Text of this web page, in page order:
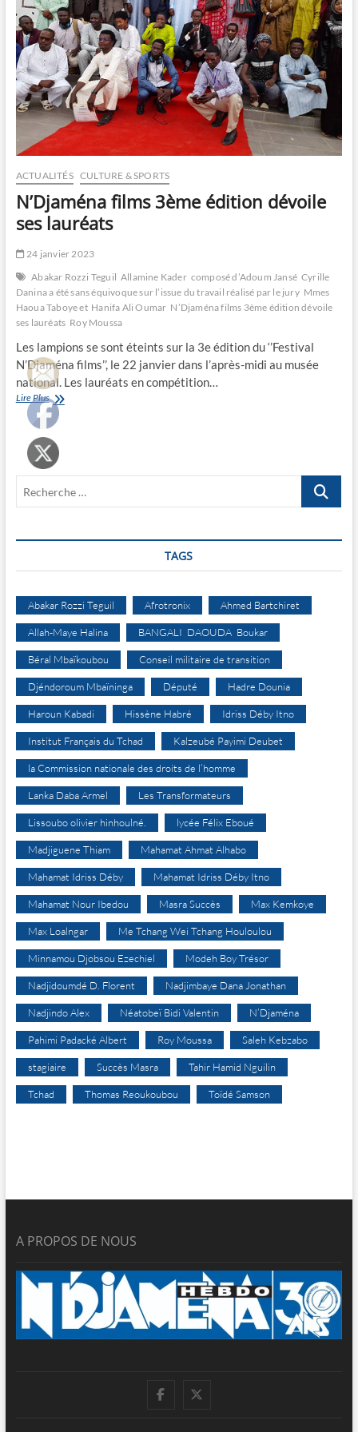
ACTUALITÉS CULTURE & SPORTS
N’Djaména films 3ème édition dévoile
ses lauréats
24 janvier 2023
Abakar Rozzi Teguil Allamine Kader composé d’Adoum Jansé Cyrille
Danina a été sans équivoque sur l’issue du travail réalisé par le jury Mmes
Haoua Taboye et Hanifa Ali Oumar N’Djaména films 3ème édition dévoile
ses lauréats Roy Moussa
Les lampions se sont éteints sur la 3e édition du ‘’Festival
N’Djaména films’’, le 22 janvier dans l’après-midi au musée
national. Les lauréats en compétition…
Lire PlusN’Djaména
films
3ème
édition
dévoile
ses
Recherche
TAGS
Abakar Rozzi Teguil Afrotronix Ahmed Bartchiret
Allah-Maye Halina BANGALI DAOUDA Boukar
Béral Mbaïkoubou Conseil militaire de transition
Djéndoroum Mbaïninga Député Hadre Dounia
Haroun Kabadi Hissène Habré Idriss Déby Itno
Institut Français du Tchad Kalzeubé Payimi Deubet
la Commission nationale des droits de l’homme
Lanka Daba Armel Les Transformateurs
Lissoubo olivier hinhoulné. lycée Félix Eboué
Madjiguene Thiam Mahamat Ahmat Alhabo
Mahamat Idriss Déby Mahamat Idriss Déby Itno
Mahamat Nour Ibedou Masra Succès Max Kemkoye
Max Loalngar Me Tchang Wei Tchang Houloulou
Minnamou Djobsou Ezechiel Modeh Boy Trésor
Nadjidoumdé D. Florent Nadjimbaye Dana Jonathan
Nadjindo Alex Néatobeï Bidi Valentin N’Djaména
Pahimi Padacké Albert Roy Moussa Saleh Kebzabo
stagiaire Succès Masra Tahir Hamid Nguilin
Tchad Thomas Reoukoubou Toïdé Samson
A PROPOS DE NOUS
facebook